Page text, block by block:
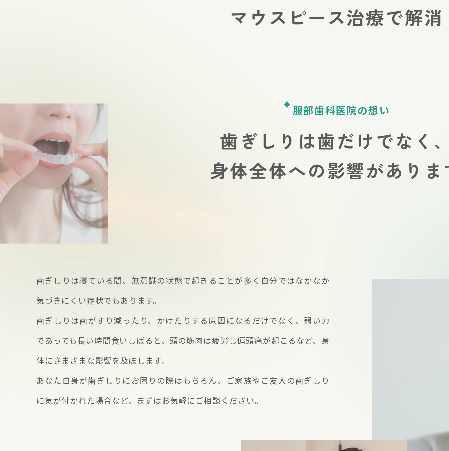
マウスピース治療で解消
服部歯科医院の想い
歯ぎしりは歯だけでなく
身体全体への影響がありま
歯ぎしりは寝ている間、無意識の状態で起きることが多く自分ではなかなか
気づきにくい症状でもあります。
歯ぎしりは歯がすり減ったり、かけたりする原因になるだけでなく、弱い力
であっても長い時間食いしばると、頭の筋肉は疲労し偏頭痛が起こるなど、身
体にさまざまな影響を及ぼします。
あなた自身が歯ぎしりにお困りの際はもちろん、ご家族やご友人の歯ぎしり
に気が付かれた場合など、まずはお気軽にご相談ください。